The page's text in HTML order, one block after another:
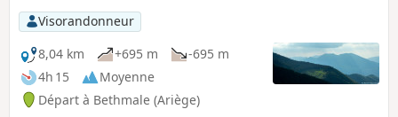
Visorandonneur
8,04 km
+695 m
-695 m
4h 15
Moyenne
Départ à Bethmale (Ariège)